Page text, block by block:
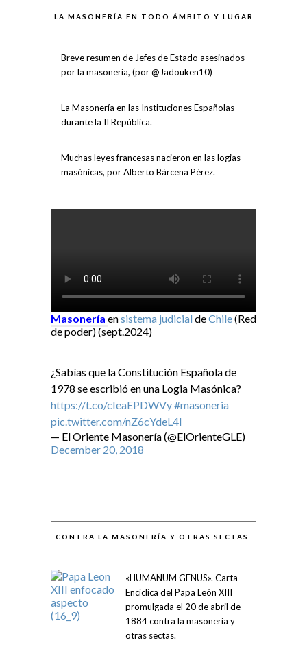
LA MASONERÍA EN TODO ÁMBITO Y LUGAR
Breve resumen de Jefes de Estado asesinados
por la masonería, (por @Jadouken10)
La Masonería en las Instituciones Españolas
durante la II República.
Muchas leyes francesas nacieron en las logias
masónicas, por Alberto Bárcena Pérez.
Masonería ensistema judicialdeChile(Red
de poder) (sept.2024)
¿Sabías que la Constitución Española de
1978 se escribió en una Logia Masónica?
https://t.co/cIeaEPDWVy#masoneria
pic.twitter.com/nZ6cYdeL4I
— El Oriente Masonería (@ElOrienteGLE)
December 20, 2018
CONTRA LA MASONERÍA Y OTRAS SECTAS.
«HUMANUM GENUS». Carta
Encíclica del Papa León XIII
promulgada el 20 de abril de
1884 contra la masonería y
otras sectas.